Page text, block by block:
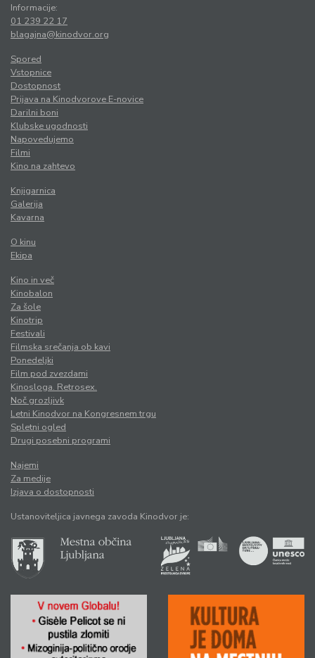
Informacije:
01 239 22 17
blagajna@kinodvor.org
Spored
Vstopnice
Dostopnost
Prijava na Kinodvorove E-novice
Darilni boni
Klubske ugodnosti
Napovedujemo
Filmi
Kino na zahtevo
Knjigarnica
Galerija
Kavarna
O kinu
Ekipa
Kino in več
Kinobalon
Za šole
Kinotrip
Festivali
Filmska srečanja ob kavi
Ponedeljki
Film pod zvezdami
Kinosloga. Retrosex.
Noč grozljivk
Letni Kinodvor na Kongresnem trgu
Spletni ogled
Drugi posebni programi
Najemi
Za medije
Izjava o dostopnosti
Ustanoviteljica javnega zavoda Kinodvor je: